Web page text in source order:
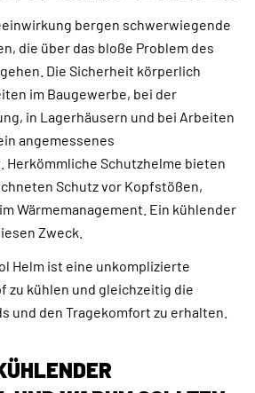
bergen schwerwiegende
die über das bloße Problem des
Die Sicherheit körperlich
im Baugewerbe, bei der
in Lagerhäusern und bei Arbeiten
angemessenes
Herkömmliche Schutzhelme bieten
Schutz vor Kopfstößen,
Wärmemanagement. Ein kühlender
Zweck.
Helm ist eine unkomplizierte
zu kühlen und gleichzeitig die
und den Tragekomfort zu erhalten.